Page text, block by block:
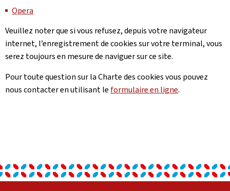
Opera
Veuillez noter que si vous refusez, depuis votre navigateur
internet, l’enregistrement de cookies sur votre terminal, vous
serez toujours en mesure de naviguer sur ce site.
Pour toute question sur la Charte des cookies vous pouvez
nous contacter en utilisant le formulaire en ligne.